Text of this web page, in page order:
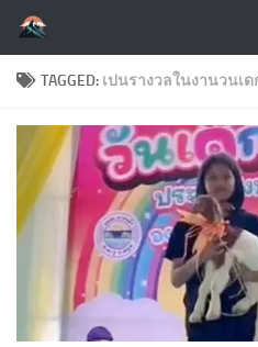
Skip to content
TAGGED: เปนรางวลในงานวนเด